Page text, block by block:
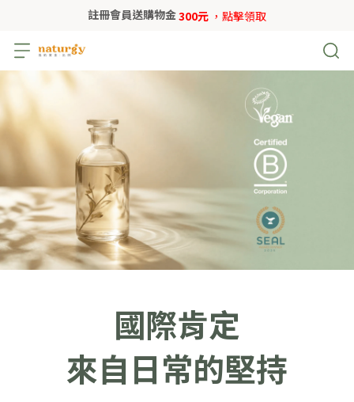
註冊會員送購物金300元 ，點擊領取
國際肯定
來自日常的堅持